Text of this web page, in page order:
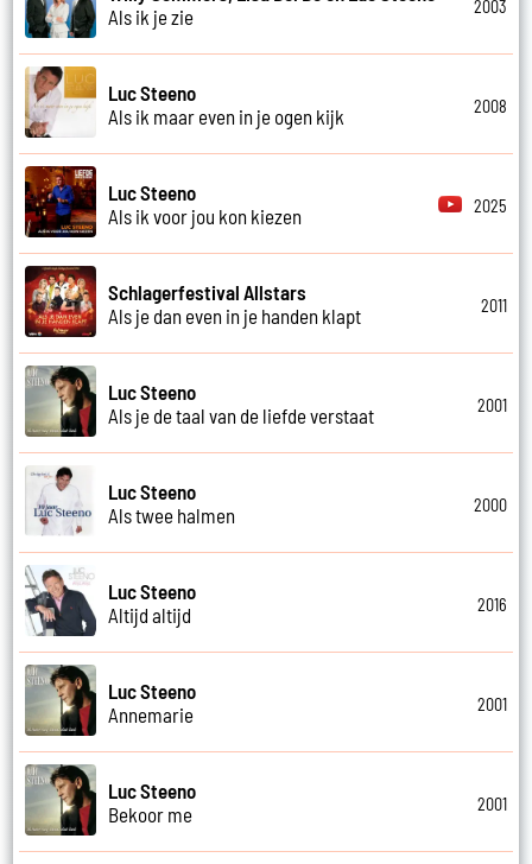
Als ik je zie
2003
Luc Steeno
Als ik maar even in je ogen kijk
2008
Luc Steeno
Als ik voor jou kon kiezen
2025
Schlagerfestival Allstars
Als je dan even in je handen klapt
2011
Luc Steeno
Als je de taal van de liefde verstaat
2001
Luc Steeno
Als twee halmen
2000
Luc Steeno
Altijd altijd
2016
Luc Steeno
Annemarie
2001
Luc Steeno
Bekoor me
2001